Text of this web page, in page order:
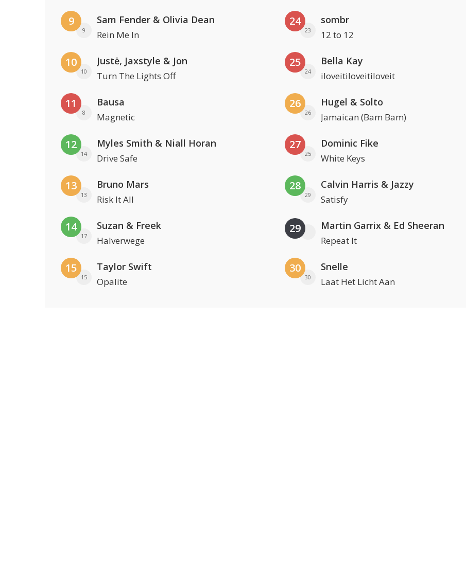
9
9
Sam Fender & Olivia Dean
Rein Me In
10
10
Justė, Jaxstyle & Jon
Turn The Lights Off
11
8
Bausa
Magnetic
12
14
Myles Smith & Niall Horan
Drive Safe
13
13
Bruno Mars
Risk It All
14
17
Suzan & Freek
Halverwege
15
15
Taylor Swift
Opalite
24
23
sombr
12 to 12
25
24
Bella Kay
iloveitiloveitiloveit
26
26
Hugel & Solto
Jamaican (Bam Bam)
27
25
Dominic Fike
White Keys
28
29
Calvin Harris & Jazzy
Satisfy
29 Martin Garrix & Ed Sheeran
Repeat It
30
30
Snelle
Laat Het Licht Aan